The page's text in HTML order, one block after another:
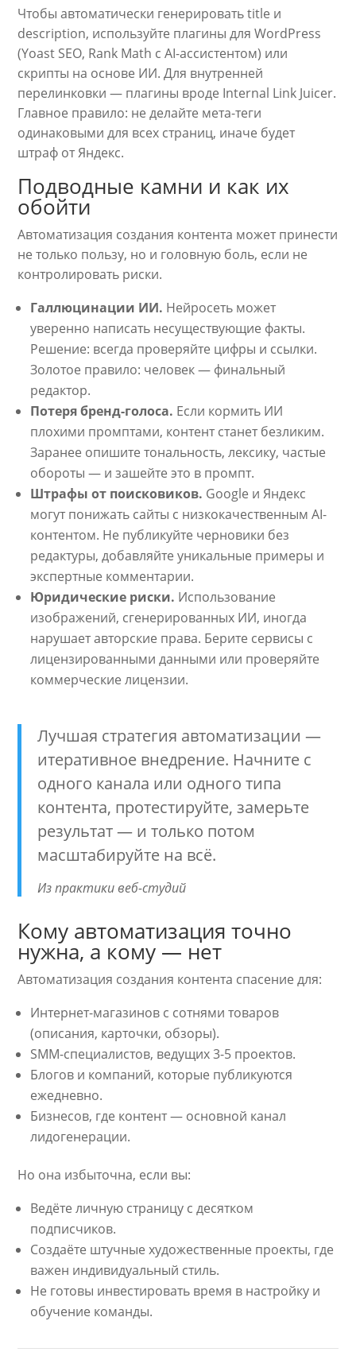
Чтобы автоматически генерировать title и
description, используйте плагины для WordPress
(Yoast SEO, Rank Math с AI-ассистентом) или
скрипты на основе ИИ. Для внутренней
перелинковки — плагины вроде Internal Link Juicer.
Главное правило: не делайте мета-теги
одинаковыми для всех страниц, иначе будет
штраф от Яндекс.
Подводные камни и как их
обойти
Автоматизация создания контента может принести
не только пользу, но и головную боль, если не
контролировать риски.
Галлюцинации ИИ. Нейросеть может
уверенно написать несуществующие факты.
Решение: всегда проверяйте цифры и ссылки.
Золотое правило: человек — финальный
редактор.
Потеря бренд-голоса. Если кормить ИИ
плохими промптами, контент станет безликим.
Заранее опишите тональность, лексику, частые
обороты — и зашейте это в промпт.
Штрафы от поисковиков. Google и Яндекс
могут понижать сайты с низкокачественным AI-
контентом. Не публикуйте черновики без
редактуры, добавляйте уникальные примеры и
экспертные комментарии.
Юридические риски. Использование
изображений, сгенерированных ИИ, иногда
нарушает авторские права. Берите сервисы с
лицензированными данными или проверяйте
коммерческие лицензии.
Лучшая стратегия автоматизации —
итеративное внедрение. Начните с
одного канала или одного типа
контента, протестируйте, замерьте
результат — и только потом
масштабируйте на всё.
Из практики веб-студий
Кому автоматизация точно
нужна, а кому — нет
Автоматизация создания контента спасение для:
Интернет-магазинов с сотнями товаров
(описания, карточки, обзоры).
SMM-специалистов, ведущих 3-5 проектов.
Блогов и компаний, которые публикуются
ежедневно.
Бизнесов, где контент — основной канал
лидогенерации.
Но она избыточна, если вы:
Ведёте личную страницу с десятком
подписчиков.
Создаёте штучные художественные проекты, где
важен индивидуальный стиль.
Не готовы инвестировать время в настройку и
обучение команды.